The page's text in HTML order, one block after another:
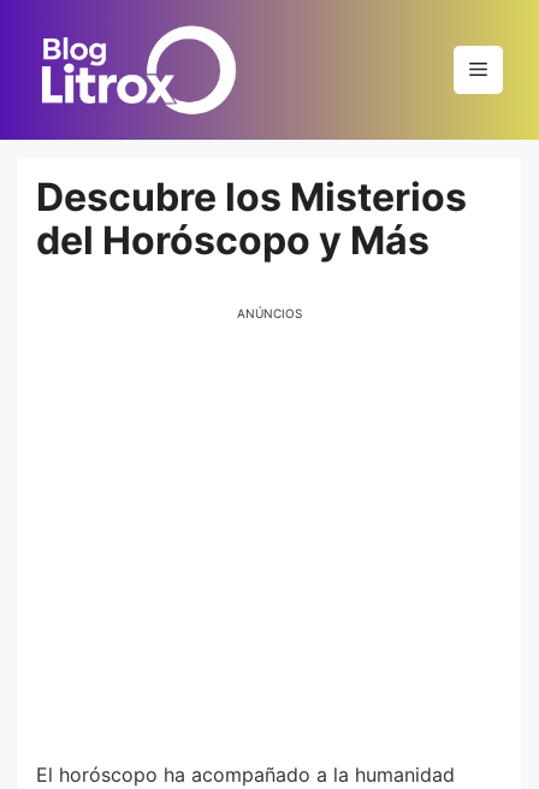
contenido
Menú
Descubre los Misterios
del Horóscopo y Más
ANÚNCIOS
El horóscopo ha acompañado a la humanidad